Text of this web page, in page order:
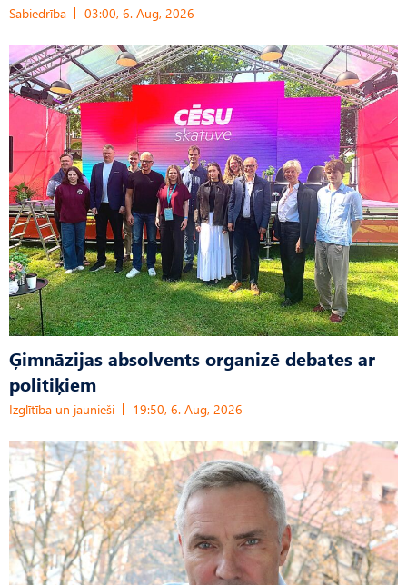
Sabiedrība 03:00, 6. Aug, 2026
Ģimnāzijas absolvents organizē debates ar
politiķiem
Izglītība un jaunieši 19:50, 6. Aug, 2026